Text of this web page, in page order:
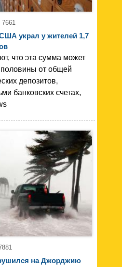
7661
украл у жителей 1,7
что эта сумма может
от общей
депозитов,
банковских счетах,
на Джорджию